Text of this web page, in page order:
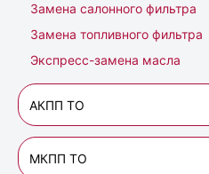
Замена салонного фильтра
Замена топливного фильтра
Экспресс-замена масла
АКПП ТО
МКПП ТО